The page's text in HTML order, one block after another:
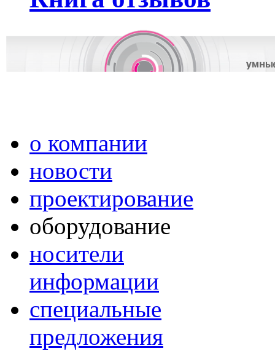
о компании
новости
проектирование
оборудование
носители
информации
специальные
предложения